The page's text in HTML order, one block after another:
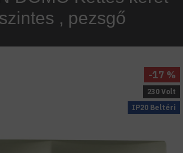
, pezsgő
IP20 Beltéri
230 Volt
-17 %